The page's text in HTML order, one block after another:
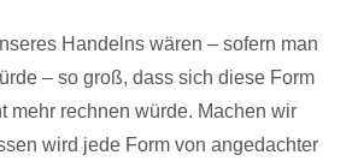
Handelns wären – sofern man
– so groß, dass sich diese Form
mehr rechnen würde. Machen wir
wird jede Form von angedachter